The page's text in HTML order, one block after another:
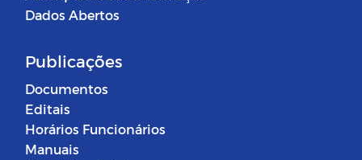
Dados Abertos
Publicações
Documentos
Editais
Horários Funcionários
Manuais